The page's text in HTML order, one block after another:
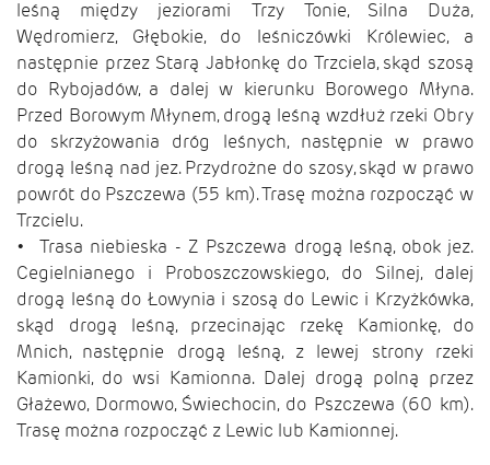
leśną między jeziorami Trzy Tonie, Silna Duża,
Wędromierz, Głębokie, do leśniczówki Królewiec, a
następnie przez Starą Jabłonkę do Trzciela, skąd szosą
do Rybojadów, a dalej w kierunku Borowego Młyna.
Przed Borowym Młynem, drogą leśną wzdłuż rzeki Obry
do skrzyżowania dróg leśnych, następnie w prawo
drogą leśną nad jez. Przydrożne do szosy, skąd w prawo
powrót do Pszczewa (55 km). Trasę można rozpocząć w
Trzcielu.
• Trasa niebieska - Z Pszczewa drogą leśną, obok jez.
Cegielnianego i Proboszczowskiego, do Silnej, dalej
drogą leśną do Łowynia i szosą do Lewic i Krzyżkówka,
skąd drogą leśną, przecinając rzekę Kamionkę, do
Mnich, następnie drogą leśną, z lewej strony rzeki
Kamionki, do wsi Kamionna. Dalej drogą polną przez
Głażewo, Dormowo, Świechocin, do Pszczewa (60 km).
Trasę można rozpocząć z Lewic lub Kamionnej.